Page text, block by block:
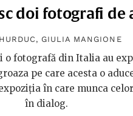
doi fotografi de
, GIULIA MANGIONE
o fotografă din Italia au
pe care acesta o
în care munca
în dialog.